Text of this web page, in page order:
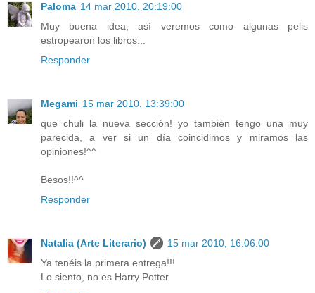
Paloma 14 mar 2010, 20:19:00
Muy buena idea, así veremos como algunas pelis
estropearon los libros...
Responder
Megami 15 mar 2010, 13:39:00
que chuli la nueva sección! yo también tengo una muy
parecida, a ver si un día coincidimos y miramos las
opiniones!^^
Besos!!^^
Responder
Natalia (Arte Literario)
15 mar 2010, 16:06:00
Ya tenéis la primera entrega!!!
Lo siento, no es Harry Potter